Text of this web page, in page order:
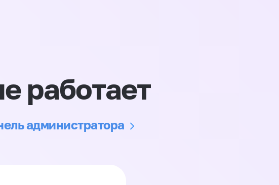
работает
администратора